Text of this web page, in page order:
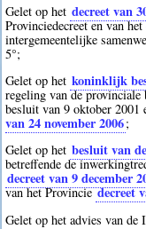
Gelet op het decreet van
Provinciedecreet en van
intergemeentelijke
5°;
Gelet op het koninklijk
regeling van de
besluit van 9 oktober 2001
van 24 november 2006;
Gelet op het besluit van
betreffende de
decreet van 9 december
van het Provinciedecreet
Gelet op het advies van de